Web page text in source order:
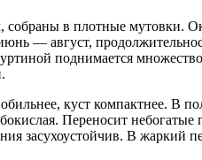
в плотные мутовки.
— август,
поднимается
куст компактнее. В
Переносит
засухоустойчив. В жаркий